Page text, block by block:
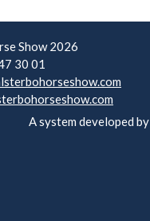
Show 2026
30 01
A system developed by